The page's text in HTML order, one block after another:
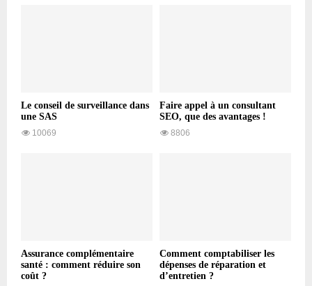
Le conseil de surveillance dans
une SAS
10069
Faire appel à un consultant
SEO, que des avantages !
8806
Assurance complémentaire
santé : comment réduire son
coût ?
Comment comptabiliser les
dépenses de réparation et
d’entretien ?